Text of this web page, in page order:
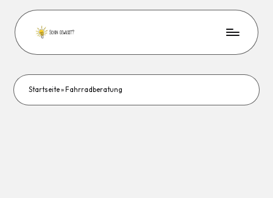
Startseite» Fahrradberatung